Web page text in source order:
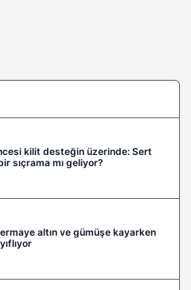
kilit desteğin üzerinde: Sert
sıçrama mı geliyor?
altın ve gümüşe kayarken